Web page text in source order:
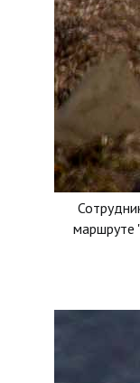
маршруте